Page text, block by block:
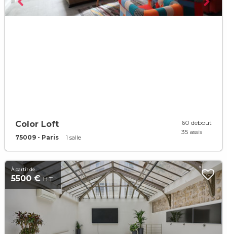
Color Loft
75009 - Paris 1 salle
60 debout
35 assis
À partir de
5500 € H.T